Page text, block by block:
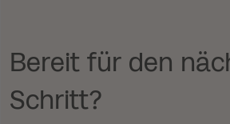
Bereit für den
Schritt?